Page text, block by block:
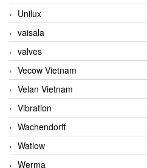
Unilux
vaisala
valves
Vecow Vietnam
Velan Vietnam
Vibration
Wachendorff
Watlow
Werma